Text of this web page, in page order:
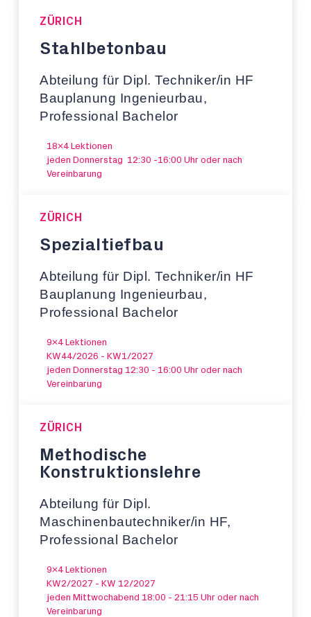
ZÜRICH
Stahlbetonbau
Abteilung für Dipl. Techniker/in HF
Bauplanung Ingenieurbau,
Professional Bachelor
18x4 Lektionen
jeden Donnerstag 12:30 -16:00 Uhr oder nach
Vereinbarung
ZÜRICH
Spezialtiefbau
Abteilung für Dipl. Techniker/in HF
Bauplanung Ingenieurbau,
Professional Bachelor
9x4 Lektionen
KW44/2026 - KW1/2027
jeden Donnerstag 12:30 - 16:00 Uhr oder nach
Vereinbarung
ZÜRICH
Methodische
Konstruktionslehre
Abteilung für Dipl.
Maschinenbautechniker/in HF,
Professional Bachelor
9x4 Lektionen
KW2/2027 - KW 12/2027
jeden Mittwochabend 18:00 - 21:15 Uhr oder nach
Vereinbarung